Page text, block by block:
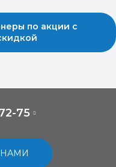
по акции с
75
НАМИ